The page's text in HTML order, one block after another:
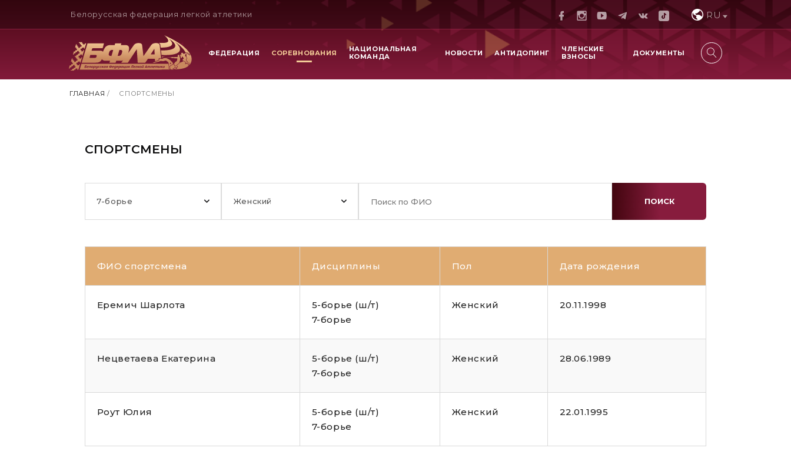
Белорусская федерация легкой атлетики RU
ФЕДЕРАЦИЯ СОРЕВНОВАНИЯ
НАЦИОНАЛЬНАЯ
КОМАНДА
НОВОСТИ АНТИДОПИНГ
ЧЛЕНСКИЕ
ВЗНОСЫ
ДОКУМЕНТЫ
ГЛАВНАЯ / СПОРТСМЕНЫ
СПОРТСМЕНЫ
7-борье Женский ПОИСК
ФИО спортсмена Дисциплины Пол Дата рождения
Еремич Шарлота
5-борье (ш/т)
7-борье
Женский 20.11.1998
Нецветаева Екатерина
5-борье (ш/т)
7-борье
Женский 28.06.1989
Роут Юлия
5-борье (ш/т)
7-борье
Женский 22.01.1995